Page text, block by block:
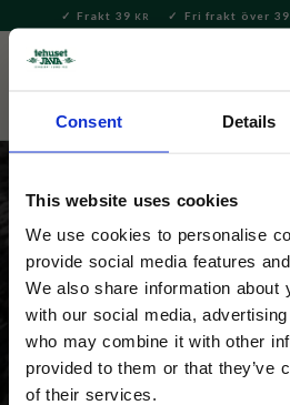
Consent Details
This website uses cookies
We use cookies to personalise
provide social media features
We also share information about
with our social media,
who may combine it with other
provided to them or that they’ve
of their services.
Meny
Frakt 39 KR Fri frakt över
Kakao, varm
Skapa härliga drycker med
alternativ. Från klassisk varm
med vårta